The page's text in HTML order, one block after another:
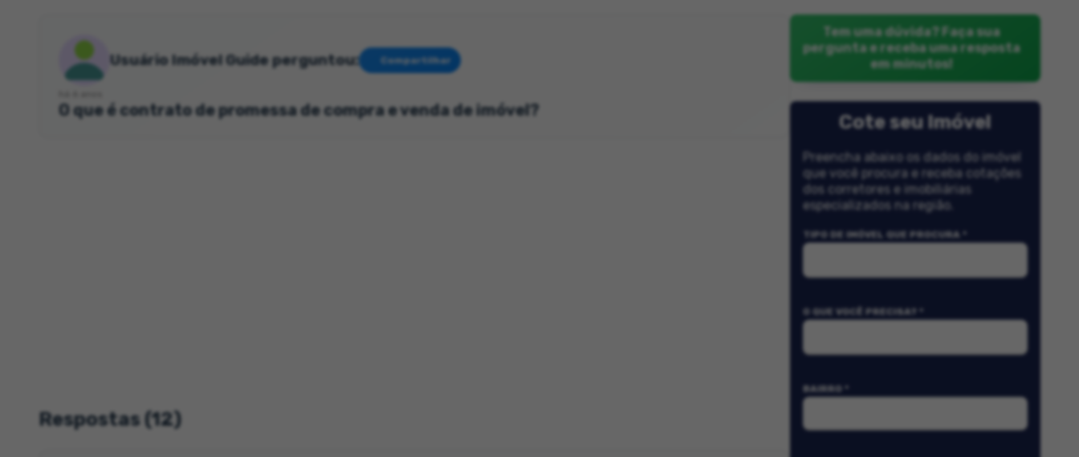
Usuário Imóvel Guide perguntou: Compartilhar
O que é contrato de promessa de compra e venda de imóvel?
Respostas (12)
Tem uma dúvida? Faça sua
pergunta e receba uma resposta
em minutos!
Cote seu Imóvel
Preencha abaixo os dados do imóvel
que você procura e receba cotações
dos corretores e imobiliárias
especializados na região.
TIPO DE IMÓVEL QUE PROCURA *
O QUE VOCÊ PRECISA? *
BAIRRO *